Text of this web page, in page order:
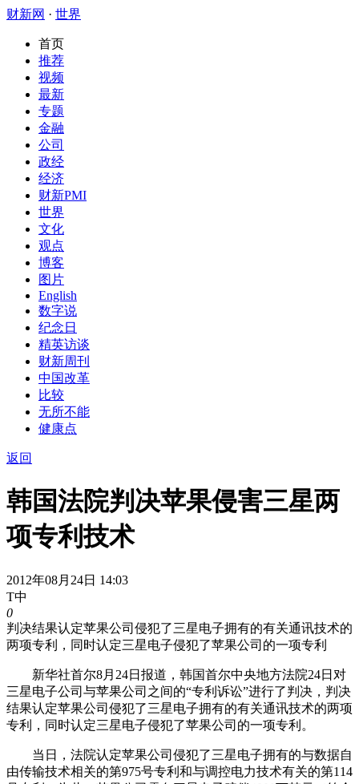
财新网 · 世界
首页
推荐
视频
最新
专题
金融
公司
政经
经济
财新PMI
世界
文化
观点
博客
图片
English
数字说
纪念日
精英访谈
财新周刊
中国改革
比较
无所不能
健康点
返回
韩国法院判决苹果侵害三星两
项专利技术
2012年08月24日 14:03
T中
0
判决结果认定苹果公司侵犯了三星电子拥有的有关通讯技术的
两项专利，同时认定三星电子侵犯了苹果公司的一项专利
新华社首尔8月24日报道，韩国首尔中央地方法院24日对
三星电子公司与苹果公司之间的“专利诉讼”进行了判决，判决
结果认定苹果公司侵犯了三星电子拥有的有关通讯技术的两项
专利，同时认定三星电子侵犯了苹果公司的一项专利。
当日，法院认定苹果公司侵犯了三星电子拥有的与数据自
由传输技术相关的第975号专利和与调控电力技术有关的第114